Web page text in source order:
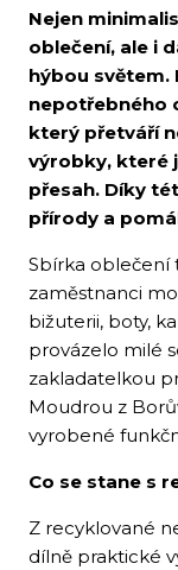
Nejen
oblečení, ale i
hýbou světem.
nepotřebného
který přetváří
výrobky, které
přesah. Díky
přírody a
Sbírka oblečení
zaměstnanci
bižuterii, boty,
provázelo milé
zakladatelkou
Moudrou z
vyrobené
Co se stane s
Z recyklované
dílně praktické